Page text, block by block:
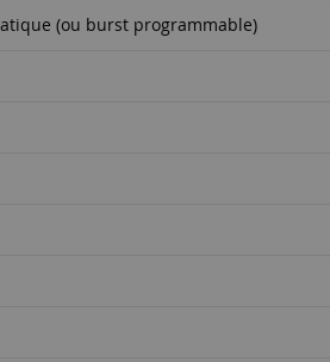
(ou burst programmable)